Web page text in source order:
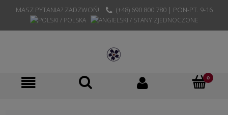
MASZ PYTANIA? ZADZWOŃ! (+48) 690 800 780 | PON-PT. 9-16